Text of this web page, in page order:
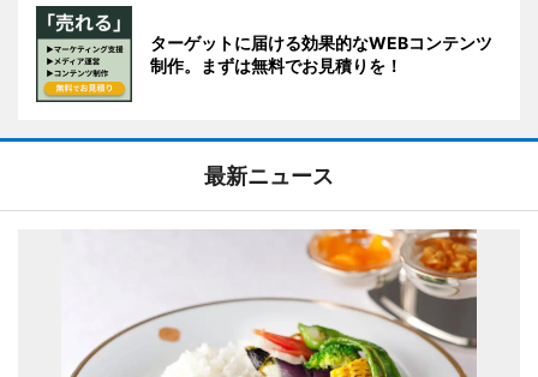
ターゲットに届ける効果的なWEBコンテンツ
制作。まずは無料でお見積りを！
最新ニュース